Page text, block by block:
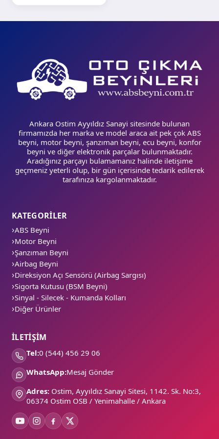
Ankara Ostim Ayyıldız Sanayi sitesinde bulunan
firmamızda her marka ve model araca ait pek çok ABS
beyni, motor beyni, şanzıman beyni, ecu beyni, konfor
beyni ve diğer elektronik parçalar bulunmaktadır.
Aradığınız parçayı bulamamanız halinde iletişime
geçmeniz yeterli olup, bir gün içerisinde tedarik edilerek
tarafınıza kargolanmaktadır.
KATEGORİLER
ABS Beyni
Motor Beyni
Şanzıman Beyni
Airbag Beyni
Direksiyon Açı Sensörü (Airbag Sargısı)
Sigorta Kutusu (BSM Beyni)
Sinyal - Silecek - Kumanda Kolları
Diğer Ürünler
İLETİŞİM
Tel:0 (544) 456 29 06
WhatsApp:Mesaj Gönder
Adres: Ostim, Ayyıldız Sanayi Sitesi, 1142. Sk. No:3,
06374 Ostim OSB / Yenimahalle / Ankara